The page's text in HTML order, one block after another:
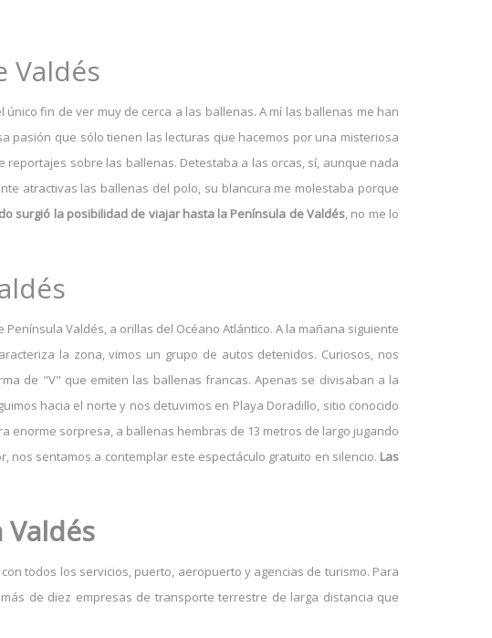
Valdés
único fin de ver muy de cerca a las ballenas. A mí las ballenas me han
pasión que sólo tienen las lecturas que hacemos por una misteriosa
sobre las ballenas. Detestaba a las orcas, sí, aunque nada
atractivas las ballenas del polo, su blancura me molestaba porque
surgió la posibilidad de viajar hasta la Península de Valdés, no me lo
Valdés, a orillas del Océano Atlántico. A la mañana siguiente
la zona, vimos un grupo de autos detenidos. Curiosos, nos
de "V" que emiten las ballenas francas. Apenas se divisaban a la
hacia el norte y nos detuvimos en Playa Doradillo, sitio conocido
enorme sorpresa, a ballenas hembras de 13 metros de largo jugando
nos sentamos a contemplar este espectáculo gratuito en silencio. Las
todos los servicios, puerto, aeropuerto y agencias de turismo. Para
de diez empresas de transporte terrestre de larga distancia que